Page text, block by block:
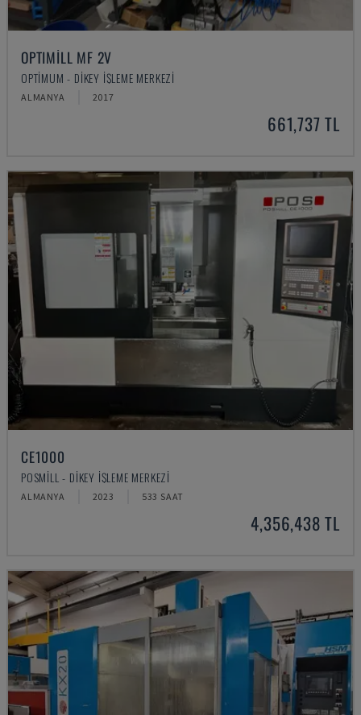
OPTIMILL MF 2V
OPTIMUM - DIKEY İŞLEME MERKEZI
ALMANYA 2017
661,737 TL
CE1000
POSMILL - DIKEY İŞLEME MERKEZI
ALMANYA 2023 533 SAAT
4,356,438 TL